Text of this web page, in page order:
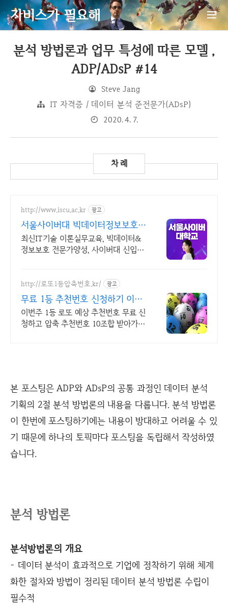
자비스가 필요해
분석 방법론과 업무 특성에 따른 모델 ,
ADP/ADsP #14
Steve Jang
IT 자격증 / 데이터 분석 준전문가(ADsP)
2020. 4. 7.
http://www.iscu.ac.kr 광고
서울사이버대 빅데이터정보보호 2
026 가을학기 신편입생
최신IT기술 이론실무교육, 빅데이터&
정보보호 전문가양성, 사이버대 신입생
http://로또1등압축번호.kr/ 광고
무료 1등 추천번호 신청하기 이번
주 1등 추천번호무료받기
이번주 1등 로또 예상 추천번호 무료 신
청하고 압축 추천번호 10조합 받아가세
본 포스팅은 ADP와 ADsP의 공통 과정인 데이터 분석
기획의 2절 분석 방법론의 내용을 다룹니다. 분석 방법론
이 한번에 포스팅하기에는 내용이 방대하고 어려울 수 있
기 때문에 하나의 토픽마다 포스팅을 독립해서 작성하였
습니다.
분석 방법론
분석방법론의 개요
- 데이터 분석이 효과적으로 기업에 정착하기 위해 체계
화한 절차와 방법이 정리된 데이터 분석 방법론 수립이
필수적